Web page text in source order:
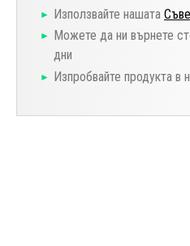
Използвайте нашата
Можете да ни върнете
дни
Изпробвайте продукта в